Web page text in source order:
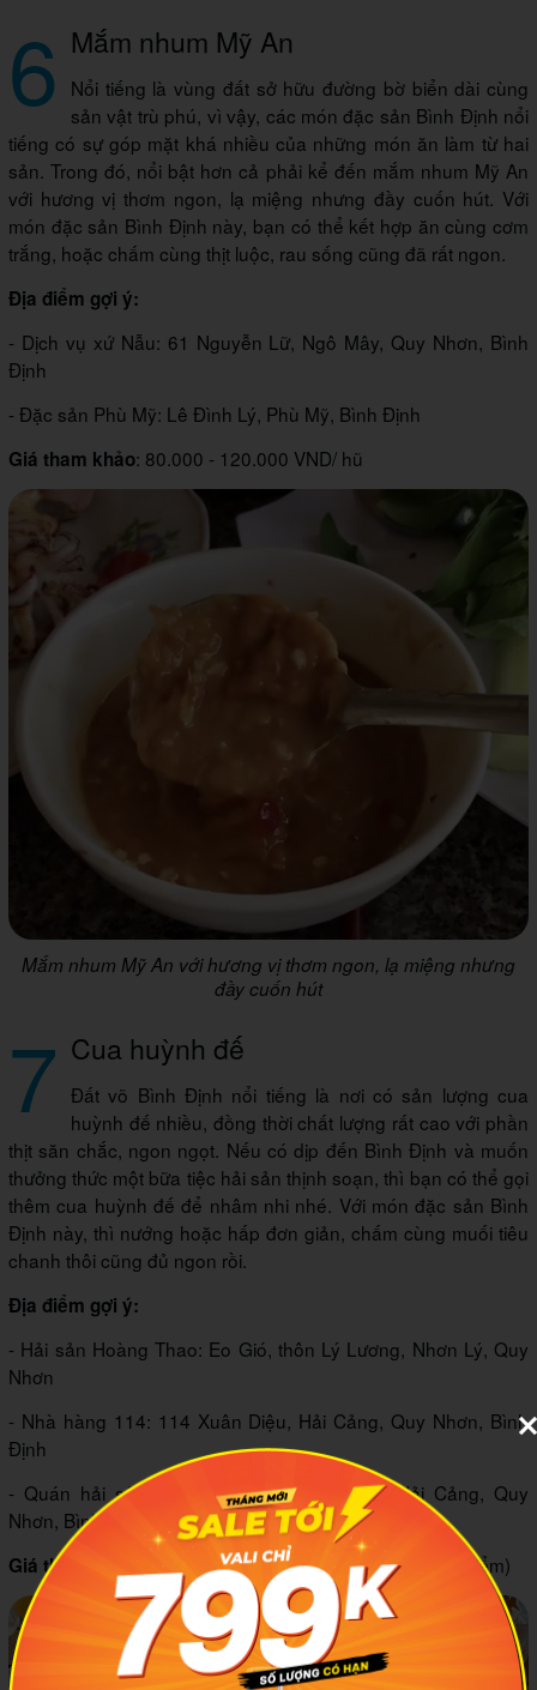
6 Mắm nhum Mỹ An
Nổi tiếng là vùng đất sở hữu đường bờ biển dài cùng
sản vật trù phú, vì vậy, các món đặc sản Bình Định nổi
tiếng có sự góp mặt khá nhiều của những món ăn làm từ hai
sản. Trong đó, nổi bật hơn cả phải kể đến mắm nhum Mỹ An
với hương vị thơm ngon, lạ miệng nhưng đầy cuốn hút. Với
món đặc sản Bình Định này, bạn có thể kết hợp ăn cùng cơm
trắng, hoặc chấm cùng thịt luộc, rau sống cũng đã rất ngon.
Địa điểm gợi ý:
- Dịch vụ xứ Nẫu: 61 Nguyễn Lữ, Ngô Mây, Quy Nhơn, Bình
Định
- Đặc sản Phù Mỹ: Lê Đình Lý, Phù Mỹ, Bình Định
Giá tham khảo: 80.000 - 120.000 VND/ hũ
Mắm nhum Mỹ An với hương vị thơm ngon, lạ miệng nhưng
đầy cuốn hút
7 Cua huỳnh đế
Đất võ Bình Định nổi tiếng là nơi có sản lượng cua
huỳnh đế nhiều, đồng thời chất lượng rất cao với phần
thịt săn chắc, ngon ngọt. Nếu có dịp đến Bình Định và muốn
thưởng thức một bữa tiệc hải sản thịnh soạn, thì bạn có thể gọi
thêm cua huỳnh đế để nhâm nhi nhé. Với món đặc sản Bình
Định này, thì nướng hoặc hấp đơn giản, chấm cùng muối tiêu
chanh thôi cũng đủ ngon rồi.
Địa điểm gợi ý:
- Hải sản Hoàng Thao: Eo Gió, thôn Lý Lương, Nhơn Lý, Quy
Nhơn
- Nhà hàng 114: 114 Xuân Diệu, Hải Cảng, Quy Nhơn, Bình
Định
- Quán hải sản Hải Sỹ: 35B Nguyễn Huệ, Hải Cảng, Quy
Nhơn, Bình Định
Giá tham khảo
: 720.000 - 1.500.000 VND/ kg (tùy thời điểm)